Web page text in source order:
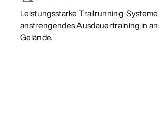
Leistungsstarke Trailrunning-
anstrengendes Ausdauertraining in
Gelände.